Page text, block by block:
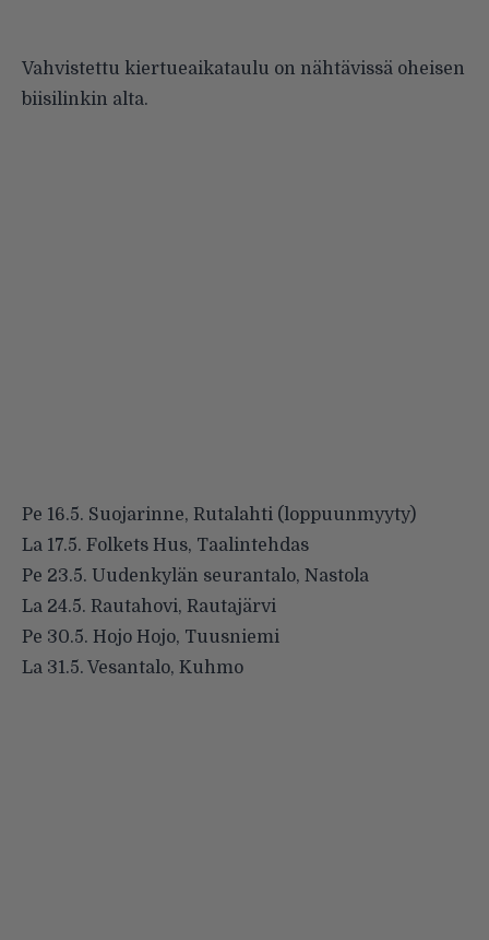
Vahvistettu kiertueaikataulu on nähtävissä oheisen
biisilinkin alta.
Pe 16.5. Suojarinne, Rutalahti (loppuunmyyty)
La 17.5. Folkets Hus, Taalintehdas
Pe 23.5. Uudenkylän seurantalo, Nastola
La 24.5. Rautahovi, Rautajärvi
Pe 30.5. Hojo Hojo, Tuusniemi
La 31.5. Vesantalo, Kuhmo